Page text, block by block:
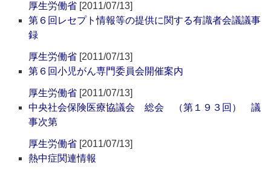
厚生労働省 [2011/07/13]
第６回レセプト情報等の提供に関する有識者会議議事
録
厚生労働省 [2011/07/13]
第６回小児がん専門委員会開催案内
厚生労働省 [2011/07/13]
中央社会保険医療協議会 総会 （第１９３回） 議
事次第
厚生労働省 [2011/07/13]
熱中症関連情報